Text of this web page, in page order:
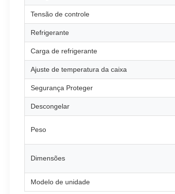
Tensão de controle
Refrigerante
Carga de refrigerante
Ajuste de temperatura da caixa
Segurança Proteger
Descongelar
Peso
Dimensões
Modelo de unidade